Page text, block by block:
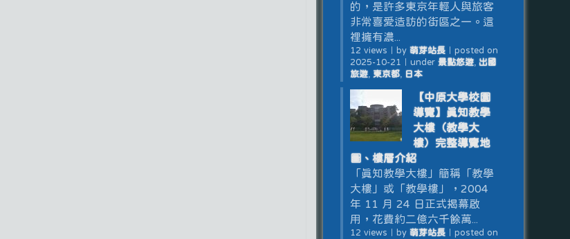
的，是許多東京年輕人與旅客
非常喜愛造訪的街區之一。這
裡擁有濃...
12 views by 萌芽站長｜ posted on
2025-10-21
under 景點悠遊, 出國
旅遊, 東京都, 日本
【中原大學校園
導覽】真知教學
大樓（教學大
樓）完整導覽地
圖、樓層介紹
「真知教學大樓」簡稱「教學
大樓」或「教學樓」，2004
年 11 月 24 日正式揭幕啟
用，花費約二億六千餘萬...
12 views by 萌芽站長｜ posted on